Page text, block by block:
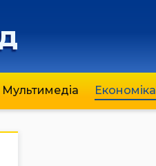
Мультимедіа Економіка